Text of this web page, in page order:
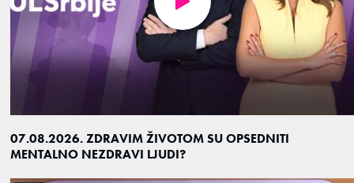
07.08.2026. ZDRAVIM ŽIVOTOM SU OPSEDNITI
MENTALNO NEZDRAVI LJUDI?